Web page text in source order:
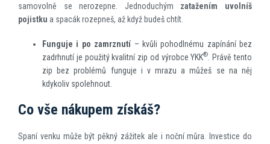
samovolně se nerozepne. Jednoduchým zatažením
uvolníš
pojistku a spacák rozepneš, až když budeš chtít.
Funguje i po zamrznutí – kvůli pohodlnému zapínání bez
zadrhnutí je použitý kvalitní zip od výrobce YKK® . Právě tento
zip bez problémů funguje i v mrazu a můžeš se na něj
kdykoliv spolehnout.
Co vše nákupem získáš?
Spaní venku může být pěkný zážitek ale i noční můra. Investice do